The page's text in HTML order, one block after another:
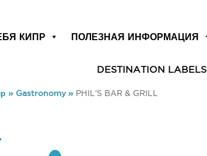
КИПР ПОЛЕЗНАЯ ИНФОРМАЦИЯ
DESTINATION LABELS
» Gastronomy» PHIL’S BAR & GRILL